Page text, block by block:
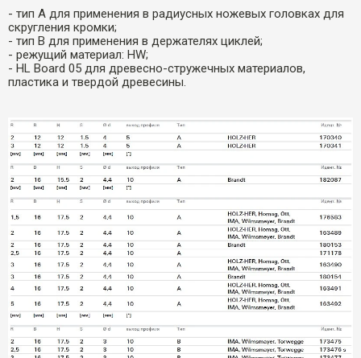
- тип A для применения в радиусных ножевых головках для
скругления кромки;
- тип B для применения в держателях циклей;
- режущий материал: HW;
- HL Board 05 для древесно-стружечных материалов,
пластика и твердой древесины.